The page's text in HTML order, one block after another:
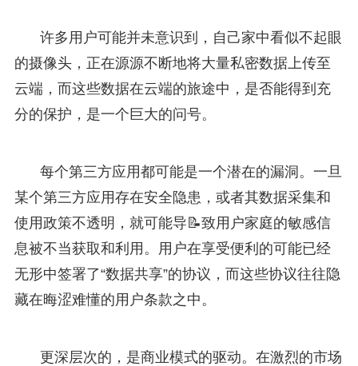
许多用户可能并未意识到，自己家中看似不起眼
的摄像头，正在源源不断地将大量私密数据上传至
云端，而这些数据在云端的旅途中，是否能得到充
分的保护，是一个巨大的问号。
每个第三方应用都可能是一个潜在的漏洞。一旦
某个第三方应用存在安全隐患，或者其数据采集和
使用政策不透明，就可能导📝致用户家庭的敏感信
息被不当获取和利用。用户在享受便利的可能已经
无形中签署了“数据共享”的协议，而这些协议往往隐
藏在晦涩难懂的用户条款之中。
更深层次的，是商业模式的驱动。在激烈的市场